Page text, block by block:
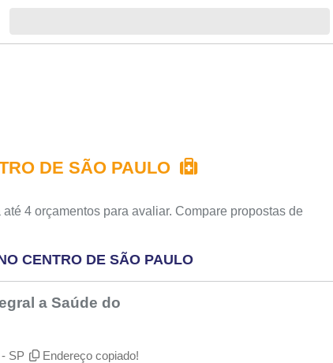
DE SÃO PAULO
4 orçamentos para avaliar. Compare propostas de
CENTRO DE SÃO PAULO
a Saúde do
SP Endereço copiado!